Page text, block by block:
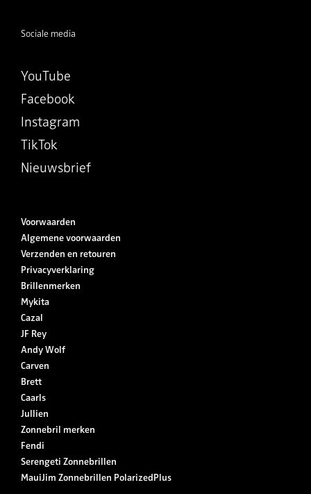
Sociale media
YouTube
Facebook
Instagram
TikTok
Nieuwsbrief
Voorwaarden
Algemene voorwaarden
Verzenden en retouren
Privacyverklaring
Brillenmerken
Mykita
Cazal
JF Rey
Andy Wolf
Carven
Brett
Caarls
Jullien
Zonnebril merken
Fendi
Serengeti Zonnebrillen
MauiJim Zonnebrillen PolarizedPlus